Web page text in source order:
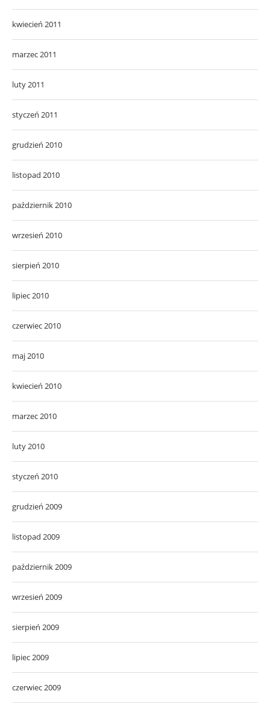
kwiecień 2011
marzec 2011
luty 2011
styczeń 2011
grudzień 2010
listopad 2010
październik 2010
wrzesień 2010
sierpień 2010
lipiec 2010
czerwiec 2010
maj 2010
kwiecień 2010
marzec 2010
luty 2010
styczeń 2010
grudzień 2009
listopad 2009
październik 2009
wrzesień 2009
sierpień 2009
lipiec 2009
czerwiec 2009